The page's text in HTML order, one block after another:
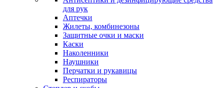
для рук
Аптечки
Жилеты, комбинезоны
Защитные очки и маски
Каски
Наколенники
Наушники
Перчатки и рукавицы
Респираторы